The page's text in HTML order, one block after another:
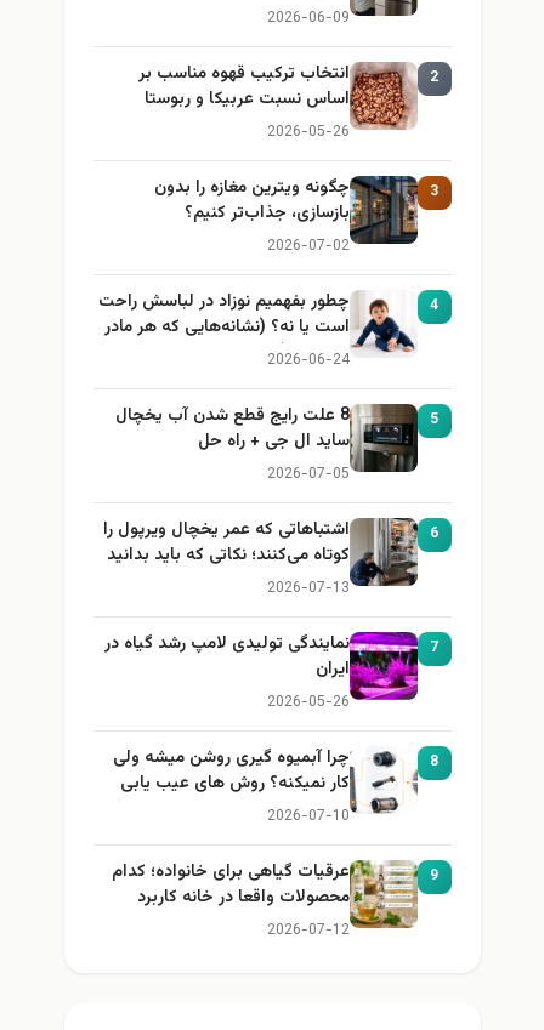
2026-06-09
2
انتخاب ترکیب قهوه مناسب بر
اساس نسبت عربیکا و ربوستا
2026-05-26
3
چگونه ویترین مغازه را بدون
بازسازی، جذاب‌تر کنیم؟
2026-07-02
4
چطور بفهمیم نوزاد در لباسش راحت
است یا نه؟ (نشانه‌هایی که هر مادر
باید بداند)
2026-06-24
5
8 علت رایج قطع شدن آب یخچال
ساید ال جی + راه حل
2026-07-05
6
اشتباهاتی که عمر یخچال ویرپول را
کوتاه می‌کنند؛ نکاتی که باید بدانید
2026-07-13
7
نمایندگی تولیدی لامپ رشد گیاه در
ایران
2026-05-26
8
چرا آبمیوه گیری روشن میشه ولی
کار نمیکنه؟ روش های عیب یابی
2026-07-10
9
عرقیات گیاهی برای خانواده؛ کدام
محصولات واقعا در خانه کاربرد
دارند؟
2026-07-12